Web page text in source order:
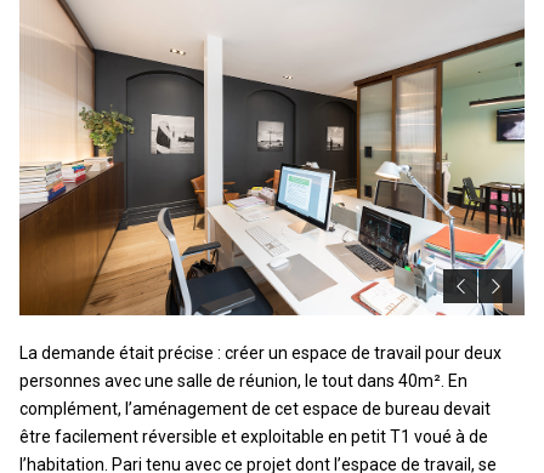
La demande était précise : créer un espace de travail pour deux
personnes avec une salle de réunion, le tout dans 40m². En
complément, l’aménagement de cet espace de bureau devait
être facilement réversible et exploitable en petit T1 voué à de
l’habitation. Pari tenu avec ce projet dont l’espace de travail, se